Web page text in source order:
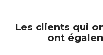
Les clients qui
ont